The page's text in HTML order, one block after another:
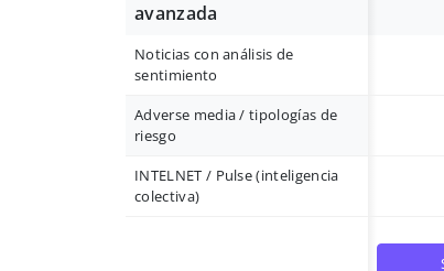
avanzada
Noticias con análisis de
sentimiento
Adverse media / tipologías de
riesgo
INTELNET / Pulse (inteligencia
colectiva)